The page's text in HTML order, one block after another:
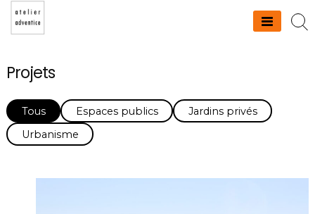
Skip
Projets
Tous Espaces publics
Jardins privés
Urbanisme